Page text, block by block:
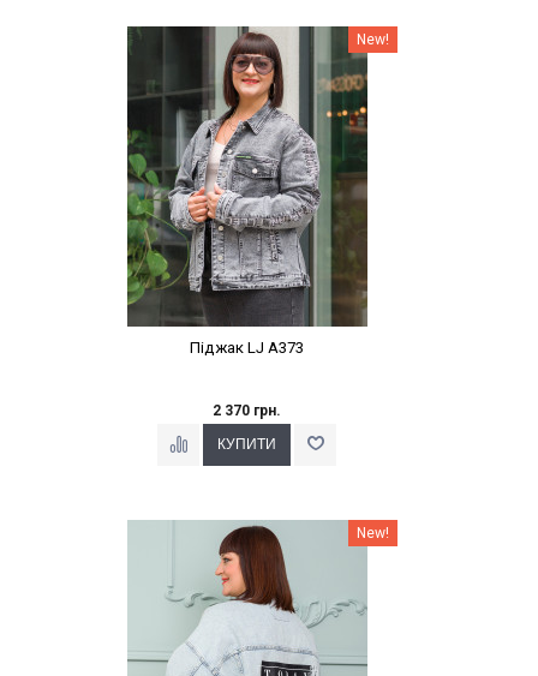
Наклейки Варіант з % New!
Піджак LJ A373
2 370 грн.
Наклейки Варіант з % New!